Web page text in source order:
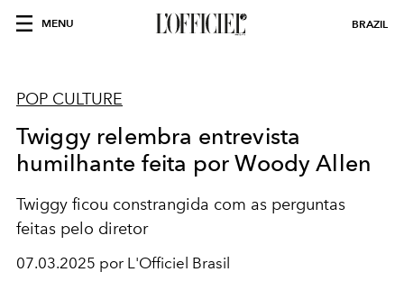
MENU BRAZIL
POP CULTURE
Twiggy relembra entrevista
humilhante feita por Woody Allen
Twiggy ficou constrangida com as perguntas
feitas pelo diretor
07.03.2025 por L'Officiel Brasil